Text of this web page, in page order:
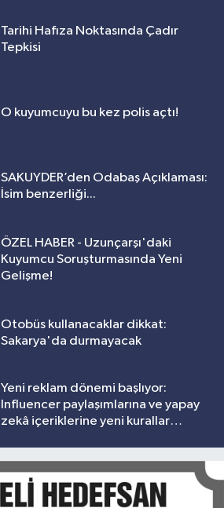
Tarihi Hafıza Noktasında Çadır
Tepkisi
O kuyumcuyu bu kez polis açtı!
SAKUYDER’den Odabaş Açıklaması:
İsim benzerliği...
ÖZEL HABER - Uzunçarşı'daki
Kuyumcu Soruşturmasında Yeni
Gelişme!
Otobüs kullanacaklar dikkat:
Sakarya'da durmayacak
Yeni reklam dönemi başlıyor:
Influencer paylaşımlarına ve yapay
zekâ içeriklerine yeni kurallar